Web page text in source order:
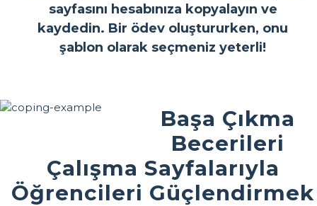
sayfasını hesabınıza kopyalayın ve
kaydedin. Bir ödev oluştururken, onu
şablon olarak seçmeniz yeterli!
Başa Çıkma
Becerileri
Çalışma Sayfalarıyla
Öğrencileri Güçlendirmek